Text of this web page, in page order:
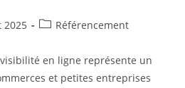
2025 Référencement
en ligne représente un
et petites entreprises